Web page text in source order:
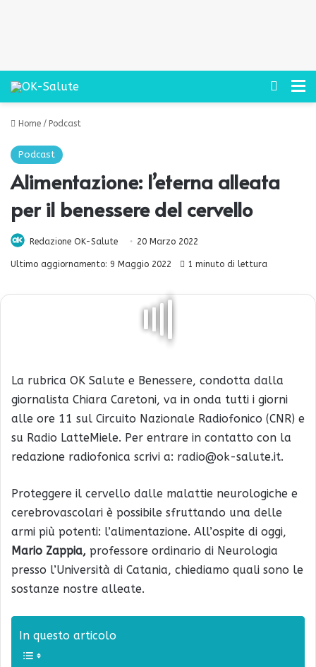
Cerca
Home / Podcast
Podcast
Alimentazione: l’eterna alleata
per il benessere del cervello
Redazione OK-Salute 20 Marzo 2022
Ultimo aggiornamento: 9 Maggio 2022 1 minuto di lettura
La rubrica OK Salute e Benessere, condotta dalla
giornalista Chiara Caretoni, va in onda tutti i giorni
alle ore 11 sul Circuito Nazionale Radiofonico (CNR) e
su Radio LatteMiele. Per entrare in contatto con la
redazione radiofonica scrivi a: radio@ok-salute.it.
Proteggere il cervello dalle malattie neurologiche e
cerebrovascolari è possibile sfruttando una delle
armi più potenti: l’alimentazione. All’ospite di oggi,
Mario Zappia, professore ordinario di Neurologia
presso l’Università di Catania, chiediamo quali sono le
sostanze nostre alleate.
In questo articolo